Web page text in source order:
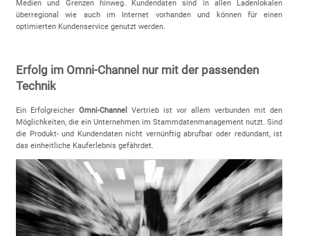
Medien und Grenzen hinweg. Kundendaten sind in allen Ladenlokalen
überregional wie auch im Internet vorhanden und können für einen
optimierten Kundenservice genutzt werden.
Erfolg im Omni-Channel nur mit der passenden
Technik
Ein ErfolgreicherOmni-Channel
Vertrieb ist vor allem verbunden mit den
Möglichkeiten, die ein Unternehmen im Stammdatenmanagement nutzt. Sind
die Produkt- und Kundendaten nicht vernünftig abrufbar oder redundant, ist
das einheitliche Kauferlebnis gefährdet.